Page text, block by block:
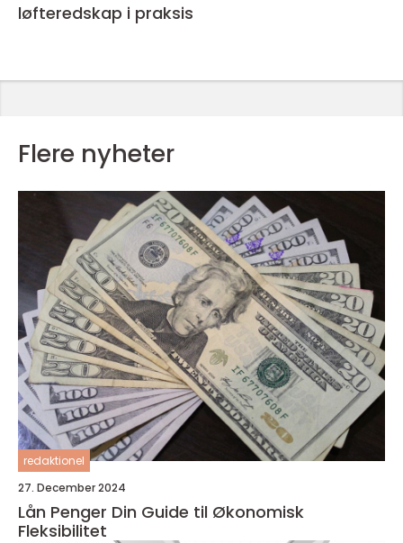
løfteredskap i praksis
Flere nyheter
redaktionel
27. December 2024
Lån Penger Din Guide til Økonomisk
Fleksibilitet